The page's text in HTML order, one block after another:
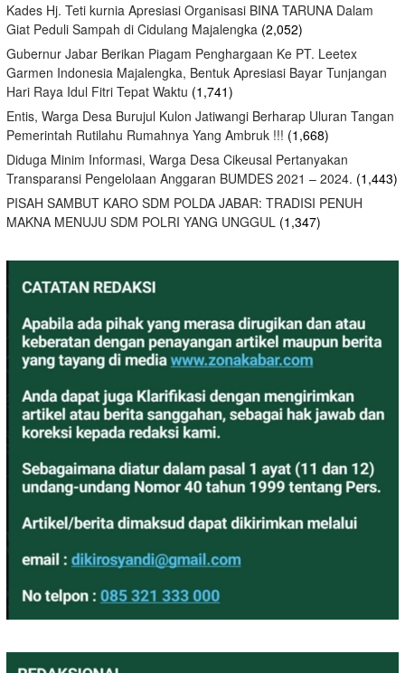
Kades Hj. Teti kurnia Apresiasi Organisasi BINA TARUNA Dalam
Giat Peduli Sampah di Cidulang Majalengka (2,052)
Gubernur Jabar Berikan Piagam Penghargaan Ke PT. Leetex
Garmen Indonesia Majalengka, Bentuk Apresiasi Bayar Tunjangan
Hari Raya Idul Fitri Tepat Waktu (1,741)
Entis, Warga Desa Burujul Kulon Jatiwangi Berharap Uluran Tangan
Pemerintah Rutilahu Rumahnya Yang Ambruk !!! (1,668)
Diduga Minim Informasi, Warga Desa Cikeusal Pertanyakan
Transparansi Pengelolaan Anggaran BUMDES 2021 – 2024. (1,443)
PISAH SAMBUT KARO SDM POLDA JABAR: TRADISI PENUH
MAKNA MENUJU SDM POLRI YANG UNGGUL (1,347)